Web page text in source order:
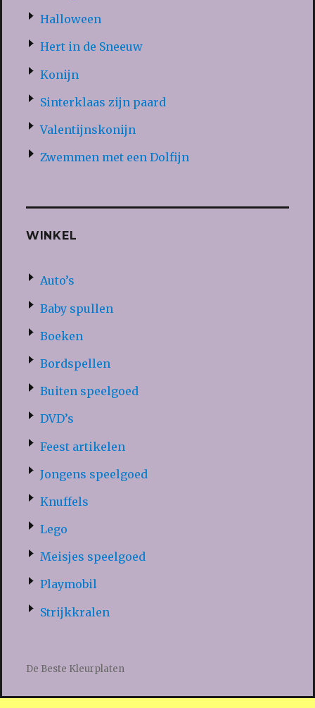
Halloween
Hert in de Sneeuw
Konijn
Sinterklaas zijn paard
Valentijnskonijn
Zwemmen met een Dolfijn
WINKEL
Auto’s
Baby spullen
Boeken
Bordspellen
Buiten speelgoed
DVD’s
Feest artikelen
Jongens speelgoed
Knuffels
Lego
Meisjes speelgoed
Playmobil
Strijkkralen
De Beste Kleurplaten